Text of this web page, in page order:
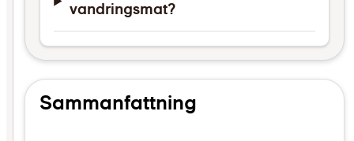
vandringsmat?
Sammanfattning